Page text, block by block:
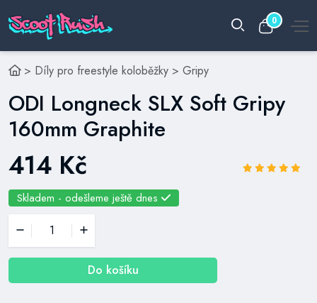
0
> Díly pro freestyle koloběžky > Gripy
ODI Longneck SLX Soft Gripy
160mm Graphite
414 Kč
Skladem - odešleme ještě dnes
Do košíku